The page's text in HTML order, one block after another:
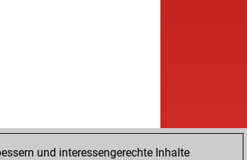
und interessengerechte Inhalte